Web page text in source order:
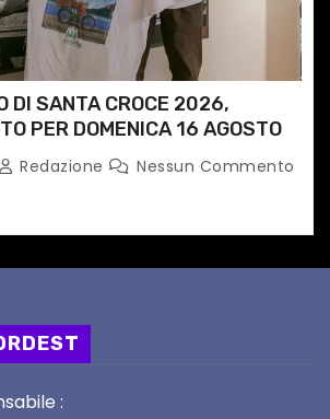
DI SANTA CROCE 2026,
PER DOMENICA 16 AGOSTO
Redazione Nessun Commento
: